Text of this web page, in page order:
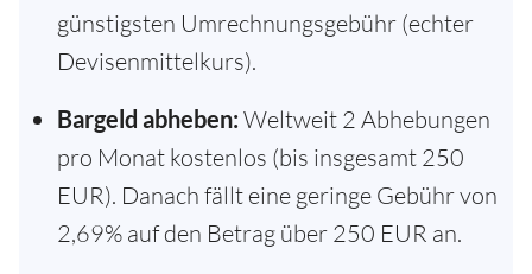
günstigsten Umrechnungsgebühr (echter
Devisenmittelkurs).
Bargeld abheben: Weltweit 2 Abhebungen
pro Monat kostenlos (bis insgesamt 250
EUR). Danach fällt eine geringe Gebühr von
2,69% auf den Betrag über 250 EUR an.